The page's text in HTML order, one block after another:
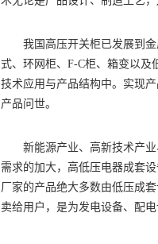
我国高压开关柜已发展到金
式、环网柜、F-C柜、箱变以及
技术应用与产品结构中。实现
产品问世。
新能源产业、高新技术产业
需求的加大，高低压电器成套
厂家的产品绝大多数由低压成
卖给用户，是为发电设备、配